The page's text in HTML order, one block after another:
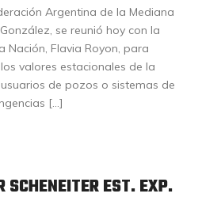
Argentina de la Mediana
se reunió hoy con la
Nación, Flavia Royon, para
valores estacionales de la
de pozos o sistemas de
[…]
SCHENEITER EST. EXP.